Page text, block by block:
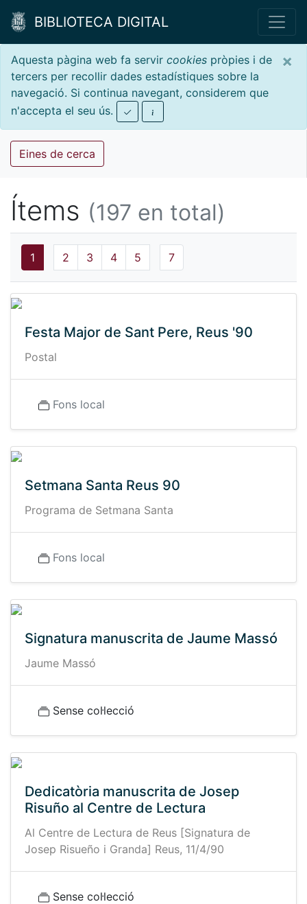
BIBLIOTECA DIGITAL
×
Aquesta pàgina web fa servir cookies pròpies i de
tercers per recollir dades estadístiques sobre la
navegació. Si continua navegant, considerem que
n'accepta el seu ús.
Eines de cerca
Ítems (197 en total)
1 2 3 4 5 7
Festa Major de Sant Pere, Reus '90
Postal
Fons local
Setmana Santa Reus 90
Programa de Setmana Santa
Fons local
Signatura manuscrita de Jaume Massó
Jaume Massó
Sense col·lecció
Dedicatòria manuscrita de Josep
Risuño al Centre de Lectura
Al Centre de Lectura de Reus [Signatura de
Josep Risueño i Granda] Reus, 11/4/90
Sense col·lecció